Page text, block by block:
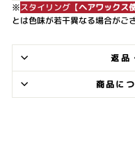
※スタイリング【ヘアワックス
とは色味が若干異なる場合がご
返品
商品に